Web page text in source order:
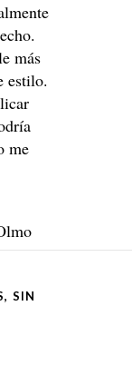
más
estilo.
me
, SIN